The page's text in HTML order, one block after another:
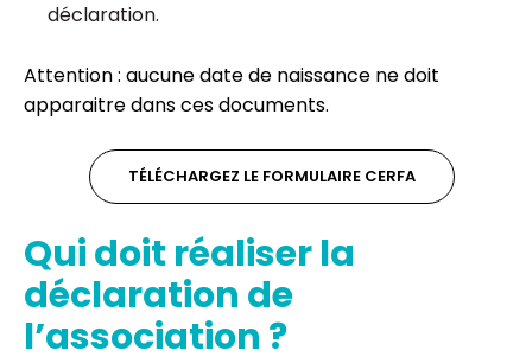
déclaration.
Attention : aucune date de naissance ne doit
apparaitre dans ces documents.
TÉLÉCHARGEZ LE FORMULAIRE CERFA
Qui doit réaliser la
déclaration de
l’association ?